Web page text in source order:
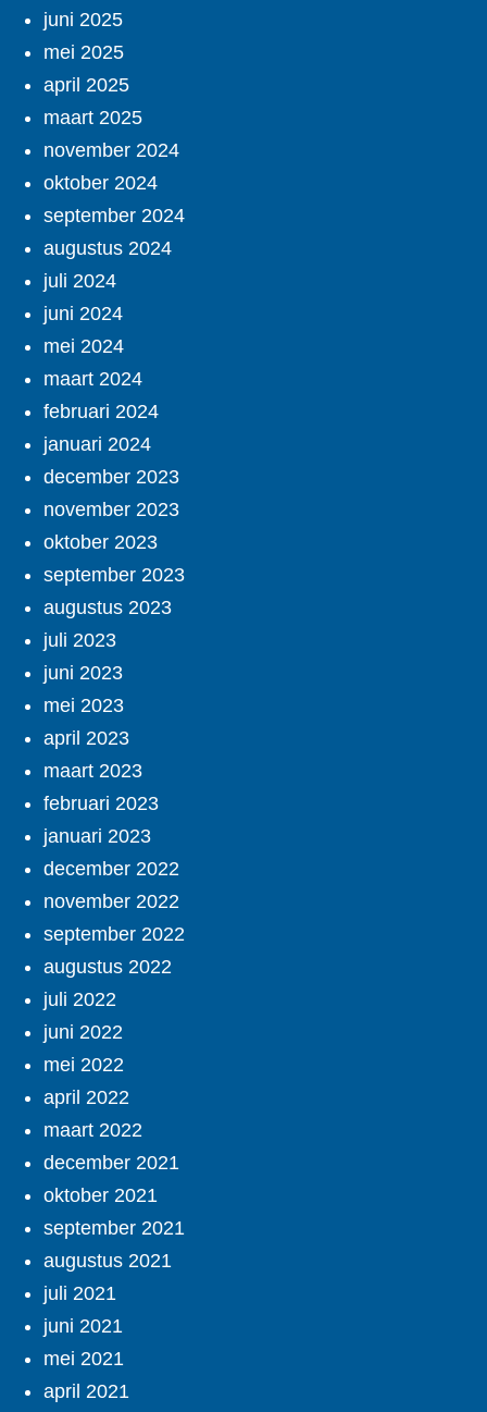
juni 2025
mei 2025
april 2025
maart 2025
november 2024
oktober 2024
september 2024
augustus 2024
juli 2024
juni 2024
mei 2024
maart 2024
februari 2024
januari 2024
december 2023
november 2023
oktober 2023
september 2023
augustus 2023
juli 2023
juni 2023
mei 2023
april 2023
maart 2023
februari 2023
januari 2023
december 2022
november 2022
september 2022
augustus 2022
juli 2022
juni 2022
mei 2022
april 2022
maart 2022
december 2021
oktober 2021
september 2021
augustus 2021
juli 2021
juni 2021
mei 2021
april 2021